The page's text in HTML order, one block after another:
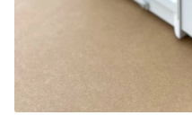
Läkemedelshantering –
och läkemedelsavfall